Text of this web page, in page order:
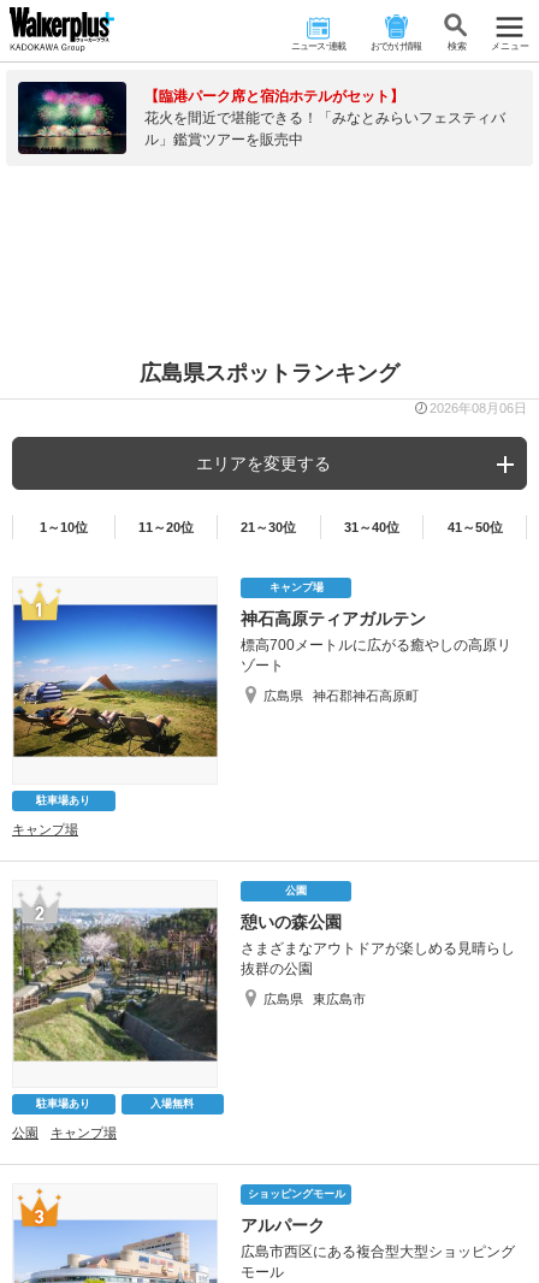
ニュース･連載 おでかけ情報 検 索 メニュー
【臨港パーク席と宿泊ホテルがセット】
花火を間近で堪能できる！「みなとみらいフェスティバ
ル」鑑賞ツアーを販売中
広島県スポットランキング
2026年08月06日
エリアを変更する
1～10位 11～20位 21～30位 31～40位 41～50位
キャンプ場
神石高原ティアガルテン
標高700メートルに広がる癒やしの高原リ
ゾート
広島県 神石郡神石高原町
駐車場あり
キャンプ場
公園
憩いの森公園
さまざまなアウトドアが楽しめる見晴らし
抜群の公園
広島県 東広島市
駐車場あり 入場無料
公園 キャンプ場
ショッピングモール
アルパーク
広島市西区にある複合型大型ショッピング
モール